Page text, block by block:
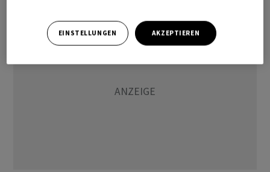
EINSTELLUNGEN AKZEPTIEREN